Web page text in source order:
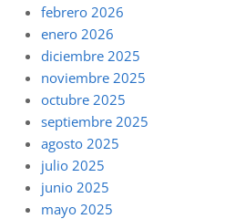
febrero 2026
enero 2026
diciembre 2025
noviembre 2025
octubre 2025
septiembre 2025
agosto 2025
julio 2025
junio 2025
mayo 2025